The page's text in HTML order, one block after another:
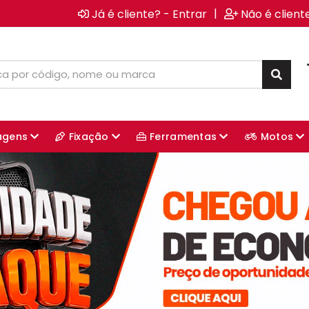
Já é cliente? - Entrar | Não é
Fixação Ferramentas Motos